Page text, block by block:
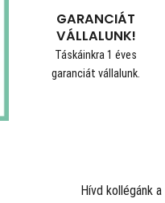
GARANCIÁT
VÁLLALUNK!
Táskáinkra 1 éves
garanciát vállalunk.
Hívd kollégánk a